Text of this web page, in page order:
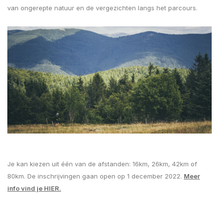
van ongerepte natuur en de vergezichten langs het parcours.
Je kan kiezen uit één van de afstanden: 16km, 26km, 42km of
80km. De inschrijvingen gaan open op 1 december 2022. Meer
info vind je HIER.